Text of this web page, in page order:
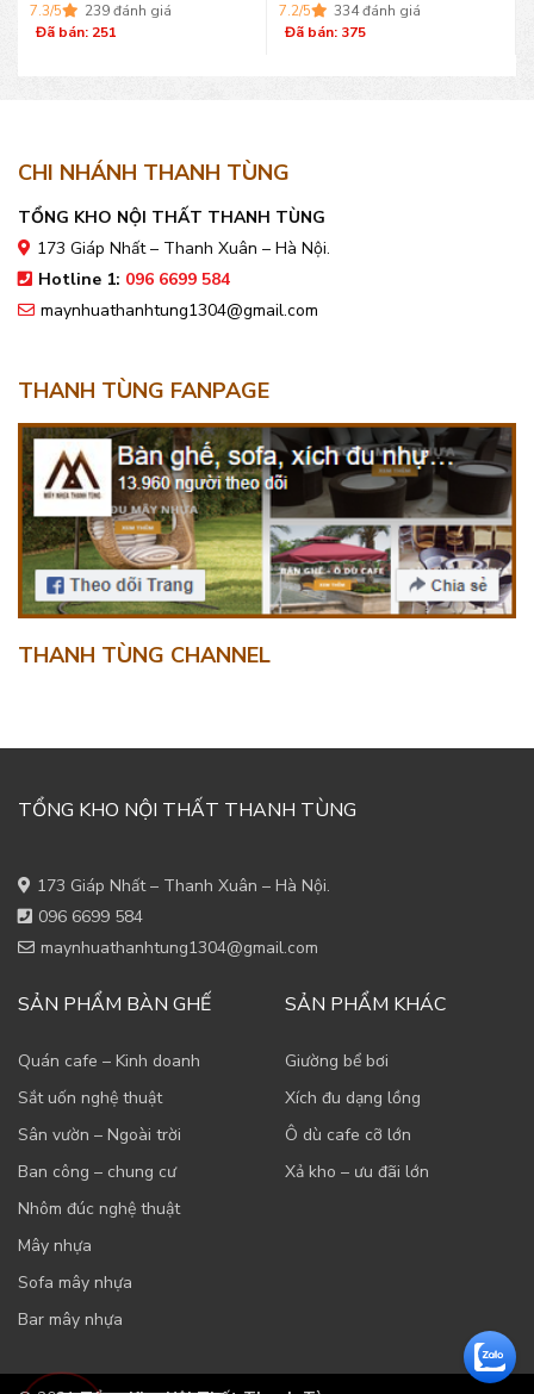
7.3/5
239 đánh giá
Đã bán: 251
7.2/5
334 đánh giá
Đã bán: 375
CHI NHÁNH THANH TÙNG
TỔNG KHO NỘI THẤT THANH TÙNG
173 Giáp Nhất – Thanh Xuân – Hà Nội.
Hotline 1: 096 6699 584
maynhuathanhtung1304@gmail.com
THANH TÙNG FANPAGE
THANH TÙNG CHANNEL
TỔNG KHO NỘI THẤT THANH TÙNG
173 Giáp Nhất – Thanh Xuân – Hà Nội.
096 6699 584
maynhuathanhtung1304@gmail.com
SẢN PHẨM BÀN GHẾ
Quán cafe – Kinh doanh
Sắt uốn nghệ thuật
Sân vườn – Ngoài trời
Ban công – chung cư
Nhôm đúc nghệ thuật
Mây nhựa
Sofa mây nhựa
Bar mây nhựa
SẢN PHẨM KHÁC
Giường bể bơi
Xích đu dạng lồng
Ô dù cafe cỡ lớn
Xả kho – ưu đãi lớn